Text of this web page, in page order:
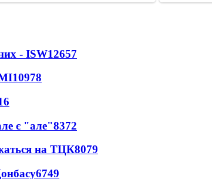
- ISW12657
10978
є "але"8372
на ТЦК8079
6749